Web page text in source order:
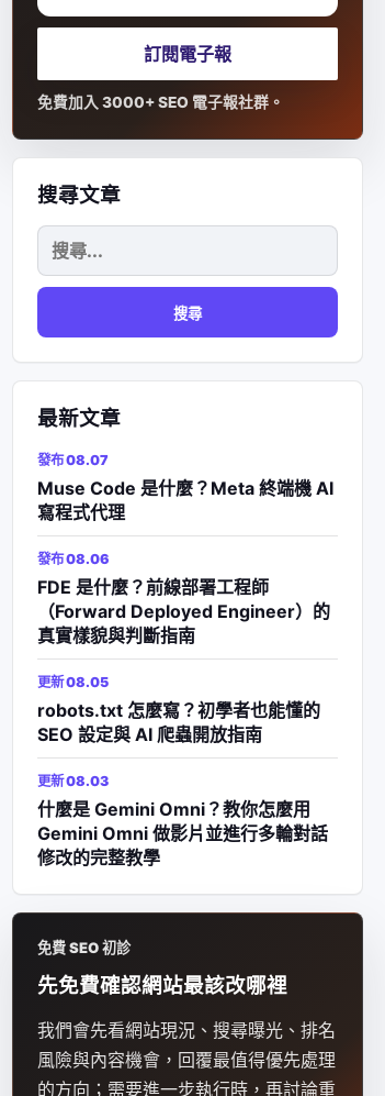
訂閱電子報
免費加入 3000+ SEO 電子報社群。
搜尋文章
尋
關
鍵
字:
最新文章
發布 08.07
Muse Code 是什麼？Meta 終端機 AI
寫程式代理
發布 08.06
FDE 是什麼？前線部署工程師
（Forward Deployed Engineer）的
真實樣貌與判斷指南
更新 08.05
robots.txt 怎麼寫？初學者也能懂的
SEO 設定與 AI 爬蟲開放指南
更新 08.03
什麼是 Gemini Omni？教你怎麼用
Gemini Omni 做影片並進行多輪對話
修改的完整教學
免費 SEO 初診
先免費確認網站最該改哪裡
我們會先看網站現況、搜尋曝光、排名
風險與內容機會，回覆最值得優先處理
的方向；需要進一步執行時，再討論重